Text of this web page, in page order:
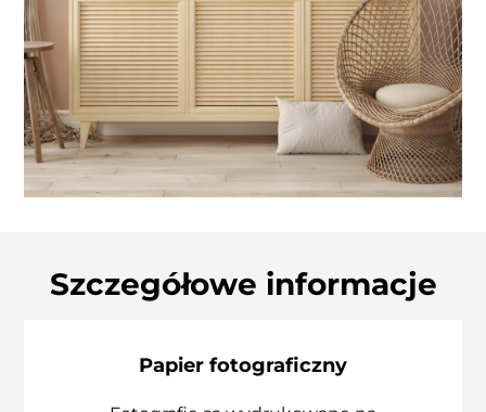
Szczegółowe informacje
Papier fotograficzny